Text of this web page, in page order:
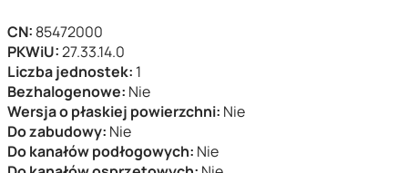
CN: 85472000
PKWiU:27.33.14.0
Liczba jednostek: 1
Bezhalogenowe: Nie
Wersja o płaskiej powierzchni: Nie
Do zabudowy: Nie
Do kanałów podłogowych: Nie